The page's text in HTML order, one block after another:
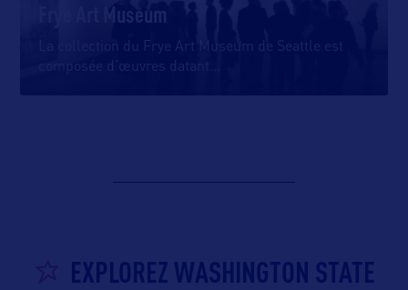
Frye Art Museum
La collection du Frye Art Museum de Seattle est
composée d’œuvres datant
EXPLOREZ WASHINGTON STATE